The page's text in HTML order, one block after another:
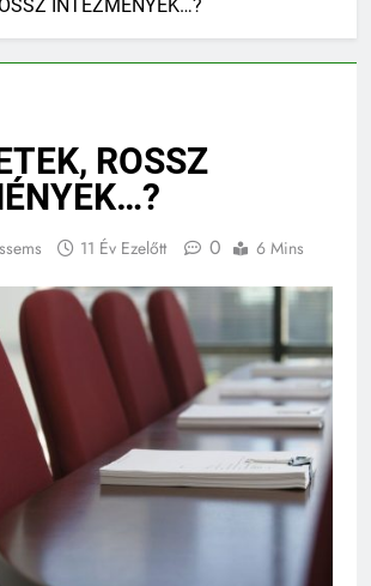
ROSSZ